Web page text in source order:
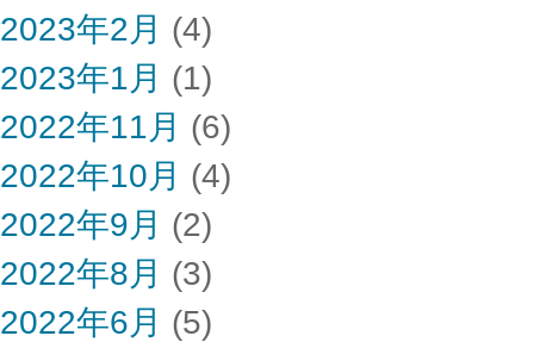
2023年2月 (4)
2023年1月 (1)
2022年11月 (6)
2022年10月 (4)
2022年9月 (2)
2022年8月 (3)
2022年6月 (5)